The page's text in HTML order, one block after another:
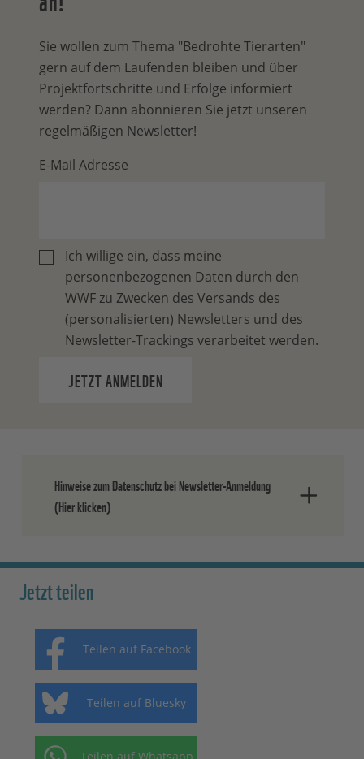
Sie wollen zum Thema "Bedrohte Tierarten"
gern auf dem Laufenden bleiben und über
Projektfortschritte und Erfolge informiert
werden? Dann abonnieren Sie jetzt unseren
regelmäßigen Newsletter!
E-Mail Adresse
Ich willige ein, dass meine
personenbezogenen Daten durch den
WWF zu Zwecken des Versands des
(personalisierten) Newsletters und des
Newsletter-Trackings verarbeitet werden.
JETZT ANMELDEN
Hinweise zum Datenschutz bei Newsletter-Anmeldung
(Hier klicken)
Nach dem Absenden der Daten senden
wir Ihnen eine E-Mail, in der Sie die
Anmeldung bestätigen müssen.
Ihre Einwilligung können Sie jederzeit
ohne Angabe von Gründen widerrufen.
entweder über den Abmeldelink in jedem
Newsletter oder durch eine E-Mail an
info(at)wwf.deoder schriftlich an WWF
Jetzt teilen
Teilen auf Facebook
Teilen auf Bluesky